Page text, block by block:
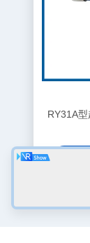
RY31A